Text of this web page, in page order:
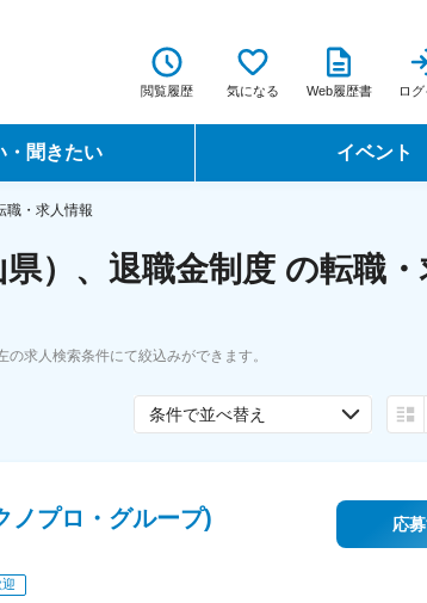
閲覧履歴 気になる Web履歴書 ロ
・聞きたい イベント
転職フェア
職・求人情報
）、退職金制度 の転職
求人検索条件にて絞込みができます。
条件で並べ替え
ノプロ・グループ) 応